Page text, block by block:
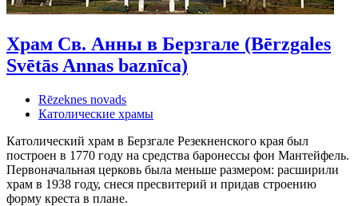
Храм Св. Анны в Берзгале (Bērzgales
Svētās Annas baznīca)
Rēzeknes novads
Католические храмы
Католический храм в Берзгале Резекненского края был
построен в 1770 году на средства баронессы фон Мантейфель.
Первоначальная церковь была меньше размером: расширили
храм в 1938 году, снеся пресвитерий и придав строению
форму креста в плане.